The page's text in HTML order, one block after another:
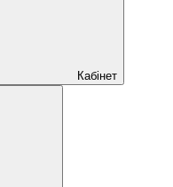
Кабінет